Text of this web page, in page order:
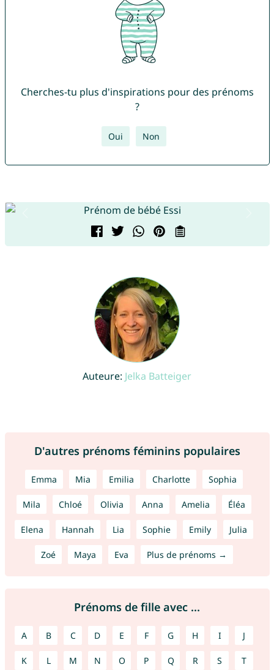
Cherches-tu plus d'inspirations pour des prénoms
?
Oui Non
Auteure: Jelka Batteiger
D'autres prénoms féminins populaires
Emma Mia Emilia Charlotte Sophia
Mila Chloé Olivia Anna Amelia Éléa
Elena Hannah Lia Sophie Emily Julia
Zoé Maya Eva Plus de prénoms →
Prénoms de fille avec ...
A B C D E F G H I J
K L M N O P Q R S T